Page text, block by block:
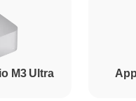
700
M3 Ultra